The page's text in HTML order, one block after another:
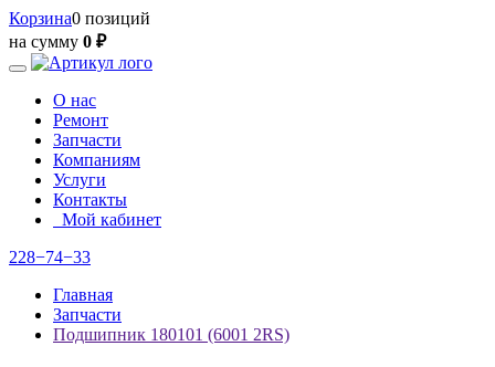
Корзина0 позиций
на сумму 0 ₽
О нас
Ремонт
Запчасти
Компаниям
Услуги
Контакты
Мой кабинет
228−74−33
Главная
Запчасти
Подшипник 180101 (6001 2RS)